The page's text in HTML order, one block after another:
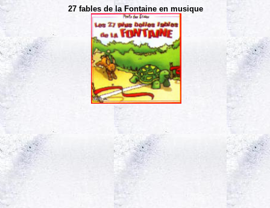
27 fables de la Fontaine en musique